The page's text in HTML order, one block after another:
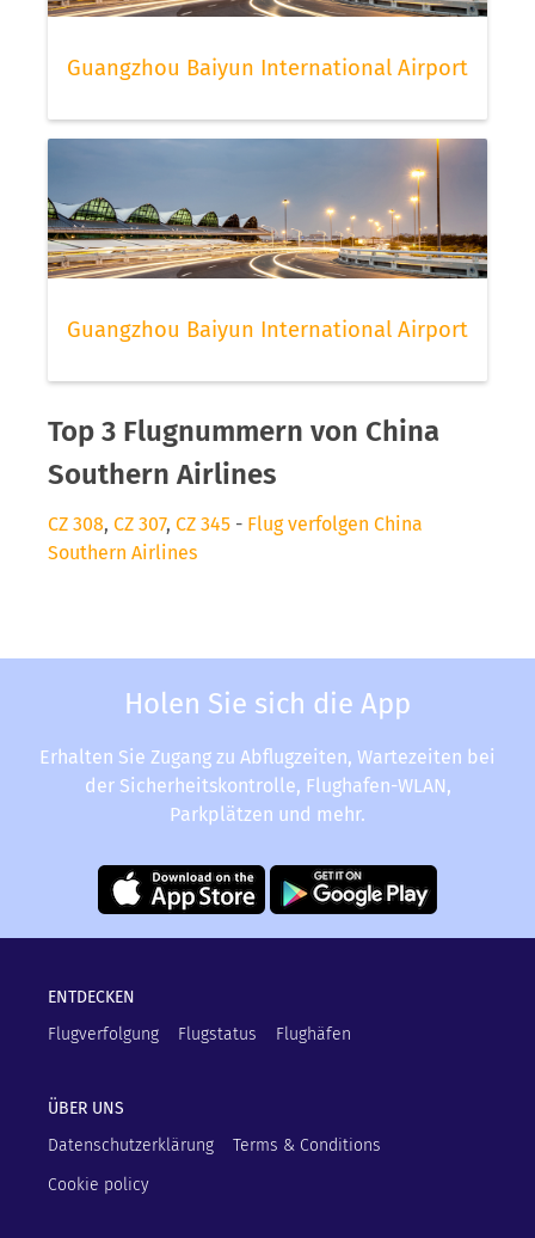
Guangzhou Baiyun International Airport
Guangzhou Baiyun International Airport
Top 3 Flugnummern von China
Southern Airlines
CZ 308, CZ 307, CZ 345 - Flug verfolgen China
Southern Airlines
Holen Sie sich die App
Erhalten Sie Zugang zu Abflugzeiten, Wartezeiten bei
der Sicherheitskontrolle, Flughafen-WLAN,
Parkplätzen und mehr.
ENTDECKEN
Flugverfolgung
Flugstatus Flughäfen
ÜBER UNS
Datenschutzerklärung
Terms & Conditions
Cookie policy